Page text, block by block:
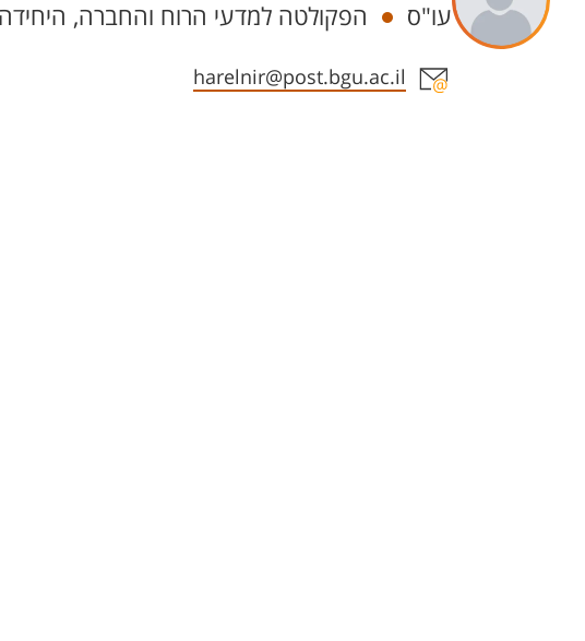
Departments
עו"ס הפקולטה למדעי הרוח והחברה,
Staff member contact section
harelnir@post.bgu.ac.il